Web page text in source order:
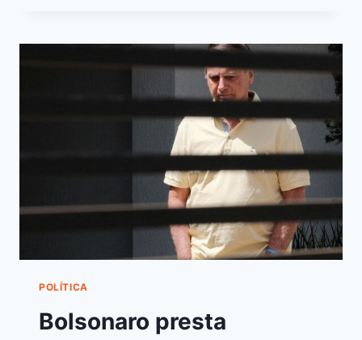
POLÍTICA
Bolsonaro presta